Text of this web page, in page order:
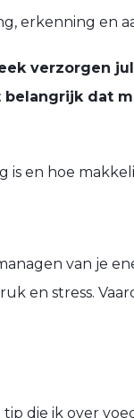
erkenning en
verzorgen
belangrijk dat
en hoe
van je
en stress.
die ik over